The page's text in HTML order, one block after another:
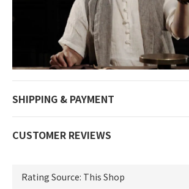
SHIPPING & PAYMENT
CUSTOMER REVIEWS